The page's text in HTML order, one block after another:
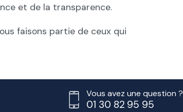
et de la transparence.
faisons partie de ceux qui
Vous avez une question ?
01 30 82 95 95